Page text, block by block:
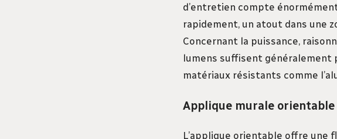
d’entretien compte
rapidement, un atout dans une
Concernant la puissance,
lumens suffisent généralement
matériaux résistants comme
Applique murale orientable
L’applique orientable offre une